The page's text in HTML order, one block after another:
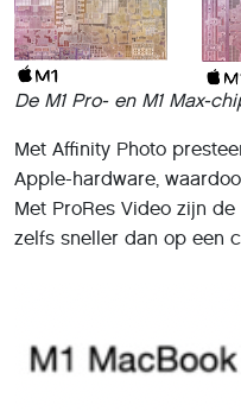
De M1 Pro- en M1 Max-
Met Affinity Photo
Apple-hardware,
Met ProRes Video zijn
zelfs sneller dan op een